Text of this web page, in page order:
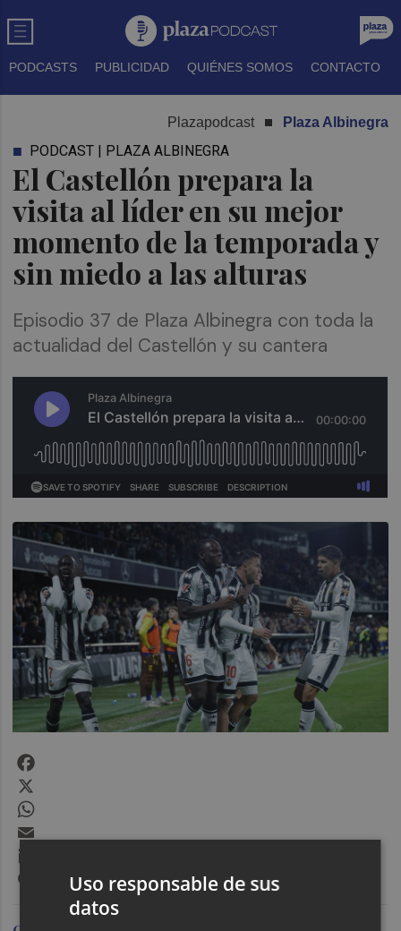
PODCASTS PUBLICIDAD QUIÉNES SOMOS CONTACTO
Plazapodcast Plaza Albinegra
El Castellón prepara la
visita al líder en su mejor
momento de la temporada y
sin miedo a las alturas
PODCAST | PLAZA ALBINEGRA
Episodio 37 de Plaza Albinegra con toda la
actualidad del Castellón y su cantera
Messenger
Uso responsable de sus
datos